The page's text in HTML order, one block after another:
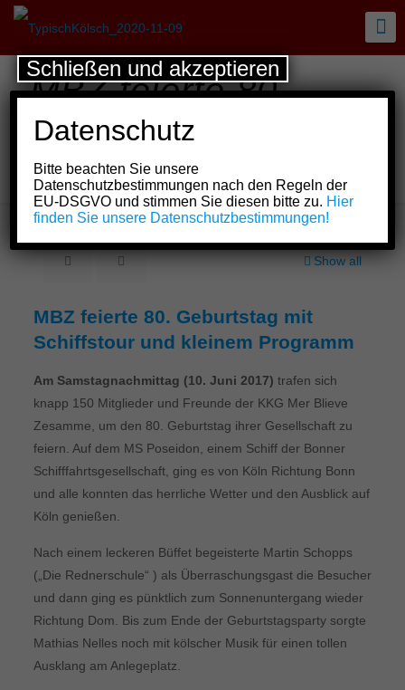
MBZ feierte 80.
Geburtstag mit
Schiffstour und
kleinem Programm
Show all
MBZ feierte 80. Geburtstag mit
Schiffstour und kleinem Programm
Am Samstagnachmittag (10. Juni 2017) trafen sich
knapp 150 Mitglieder und Freunde der KKG Mer Blieve
Zesamme, um den 80. Geburtstag ihrer Gesellschaft zu
feiern. Auf dem MS Poseidon, einem Schiff der Bonner
Schifffahrtsgesellschaft, ging es von Köln Richtung Bonn
und alle konnten das herrliche Wetter und den Ausblick auf
Köln genießen.
Nach einem leckeren Büffet begeisterte Martin Schopps
(„Die Rednerschule“ ) als Überraschungsgast die Besucher
und dann ging es pünktlich zum Sonnenuntergang wieder
Richtung Dom. Bis zum Ende der Geburtstagsparty sorgte
Mathias Nelles noch mit kölscher Musik für einen tollen
Ausklang am Anlegeplatz.
Datenschutz
Bitte beachten Sie unsere
Datenschutzbestimmungen nach den Regeln der
EU-DSGVO und stimmen Sie diesen bitte zu. Hier
finden Sie unsere Datenschutzbestimmungen!
Schließen und akzeptieren